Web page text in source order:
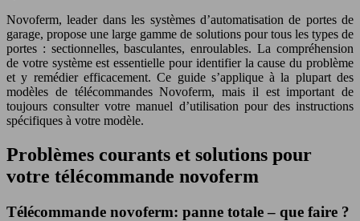
Novoferm, leader dans les systèmes d’automatisation de portes de
garage, propose une large gamme de solutions pour tous les types de
portes : sectionnelles, basculantes, enroulables. La compréhension
de votre système est essentielle pour identifier la cause du problème
et y remédier efficacement. Ce guide s’applique à la plupart des
modèles de télécommandes Novoferm, mais il est important de
toujours consulter votre manuel d’utilisation pour des instructions
spécifiques à votre modèle.
Problèmes courants et solutions pour
votre télécommande novoferm
Télécommande novoferm: panne totale – que faire ?